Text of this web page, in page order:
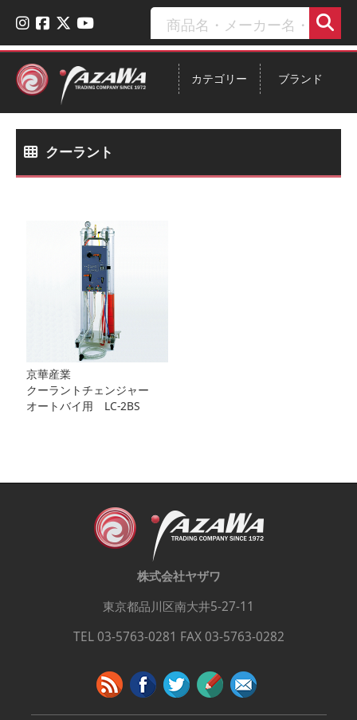
ブランド
カテゴリー
クーラント
京華産業
クーラントチェンジャー
オートバイ用 LC-2BS
株式会社ヤザワ
東京都品川区南大井5-27-11
TEL 03-5763-0281 FAX 03-5763-0282